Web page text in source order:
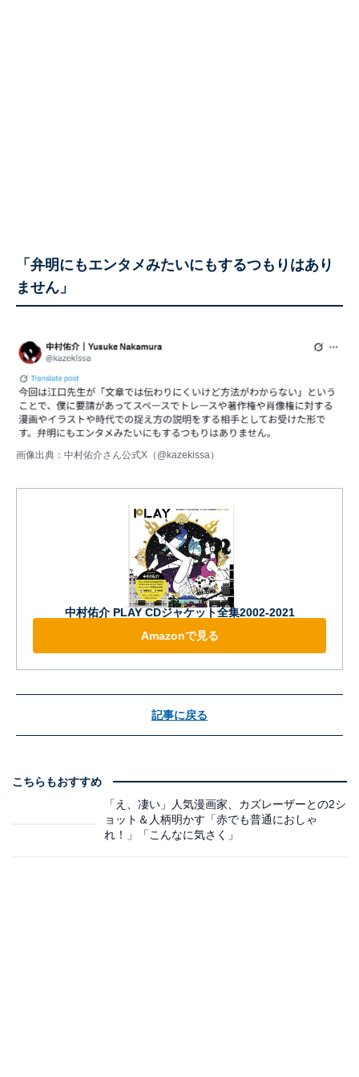
「弁明にもエンタメみたいにもするつもりはあり
ません」
画像出典：中村佑介さん公式X（ @kazekissa ）
中村佑介 PLAY CDジャケット全集2002-2021
Amazonで見る
記事に戻る
こちらもおすすめ
「え、凄い」人気漫画家、カズレーザーとの2シ
ョット＆人柄明かす「赤でも普通におしゃ
れ！」「こんなに気さく」